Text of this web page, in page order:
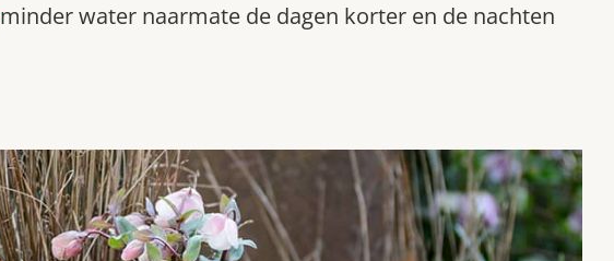
minder water naarmate de dagen korter en de nachten